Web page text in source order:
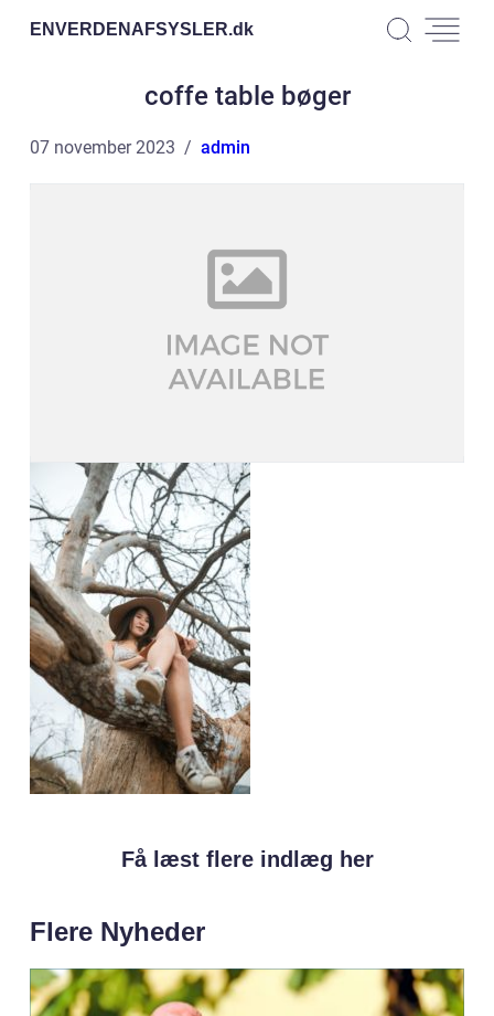
ENVERDENAFSYSLER.dk
coffe table bøger
07 november 2023 admin
Få læst flere indlæg her
Flere Nyheder